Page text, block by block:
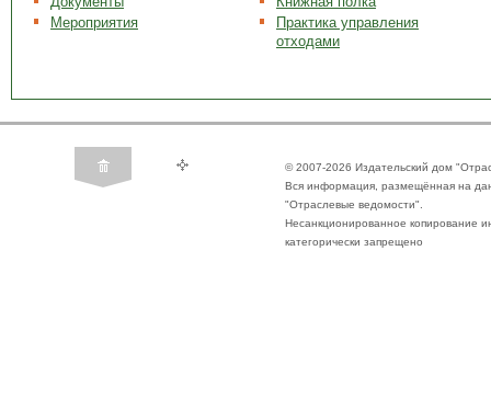
Мероприятия
Практика управления
отходами
© 2007-2026 Издательский дом
Вся информация, размещённая на
"Отраслевые ведомости".
Несанкционированное копирование
категорически запрещено